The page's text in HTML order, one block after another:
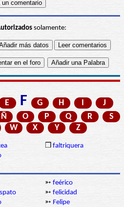
solamente:
E F G H I
J
Ñ O P Q R
S
W X Y Z
❒ faltriquera
➳ feérico
➳ felicidad
➳ Felipe